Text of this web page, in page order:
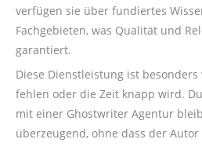
verfügen sie über fundiertes
Fachgebieten, was Qualität und
garantiert.
Diese Dienstleistung ist
fehlen oder die Zeit knapp wird.
mit einer Ghostwriter Agentur
überzeugend, ohne dass der